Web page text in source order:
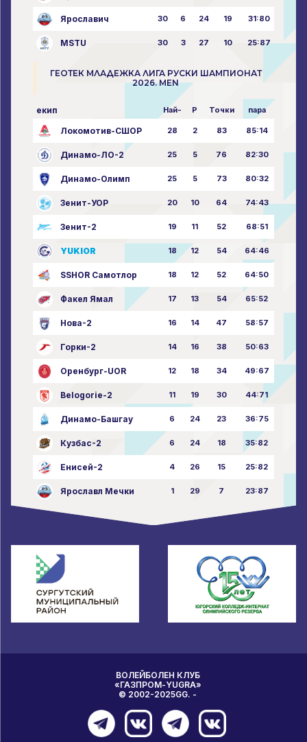
Ярославич 30 6 24 19 31:80
MSTU 30 3 27 10 25:87
ГЕОТЕК МЛАДЕЖКА ЛИГА РУСКИ ШАМПИОНАТ
2026. MEN
екип Най- P Точки пара
Локомотив-СШОР 28 2 83 85:14
Динамо-ЛО-2 25 5 76 82:30
Динамо-Олимп 25 5 73 80:32
Зенит-УОР 20 10 64 74:43
Зенит-2 19 11 52 68:51
YUKIOR 18 12 54 64:46
SSHOR Самотлор 18 12 52 64:50
Факел Ямал 17 13 54 65:52
Нова-2 16 14 47 58:57
Горки-2 14 16 38 50:63
Оренбург-UOR 12 18 34 49:67
Belogorie-2 11 19 30 44:71
Динамо-Башгау 6 24 23 36:75
Кузбас-2 6 24 18 35:82
Енисей-2 4 26 15 25:82
Ярославл Мечки 1 29 7 23:87
ВОЛЕЙБОЛЕН КЛУБ
«ГАЗПРОМ-YUGRA»
© 2002-2025GG. -